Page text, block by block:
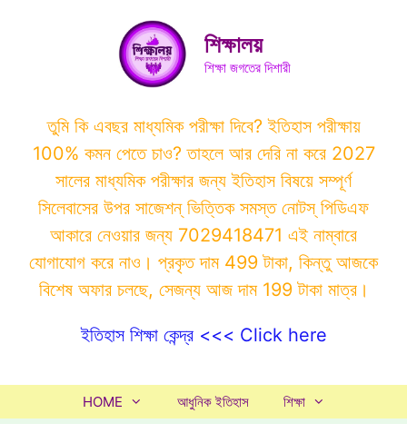
শিক্ষালয়
শিক্ষা জগতের দিশারী
তুমি কি এবছর মাধ্যমিক পরীক্ষা দিবে? ইতিহাস পরীক্ষায়
100% কমন পেতে চাও? তাহলে আর দেরি না করে 2027
সালের মাধ্যমিক পরীক্ষার জন্য ইতিহাস বিষয়ে সম্পূর্ণ
সিলেবাসের উপর সাজেশন্ ভিত্তিক সমস্ত নোটস্ পিডিএফ
আকারে নেওয়ার জন্য 7029418471 এই নাম্বারে
যোগাযোগ করে নাও। প্রকৃত দাম 499 টাকা, কিন্তু আজকে
বিশেষ অফার চলছে, সেজন্য আজ দাম 199 টাকা মাত্র।
ইতিহাস শিক্ষা কেন্দ্র <<< Click here
HOME আধুনিক ইতিহাস শিক্ষা